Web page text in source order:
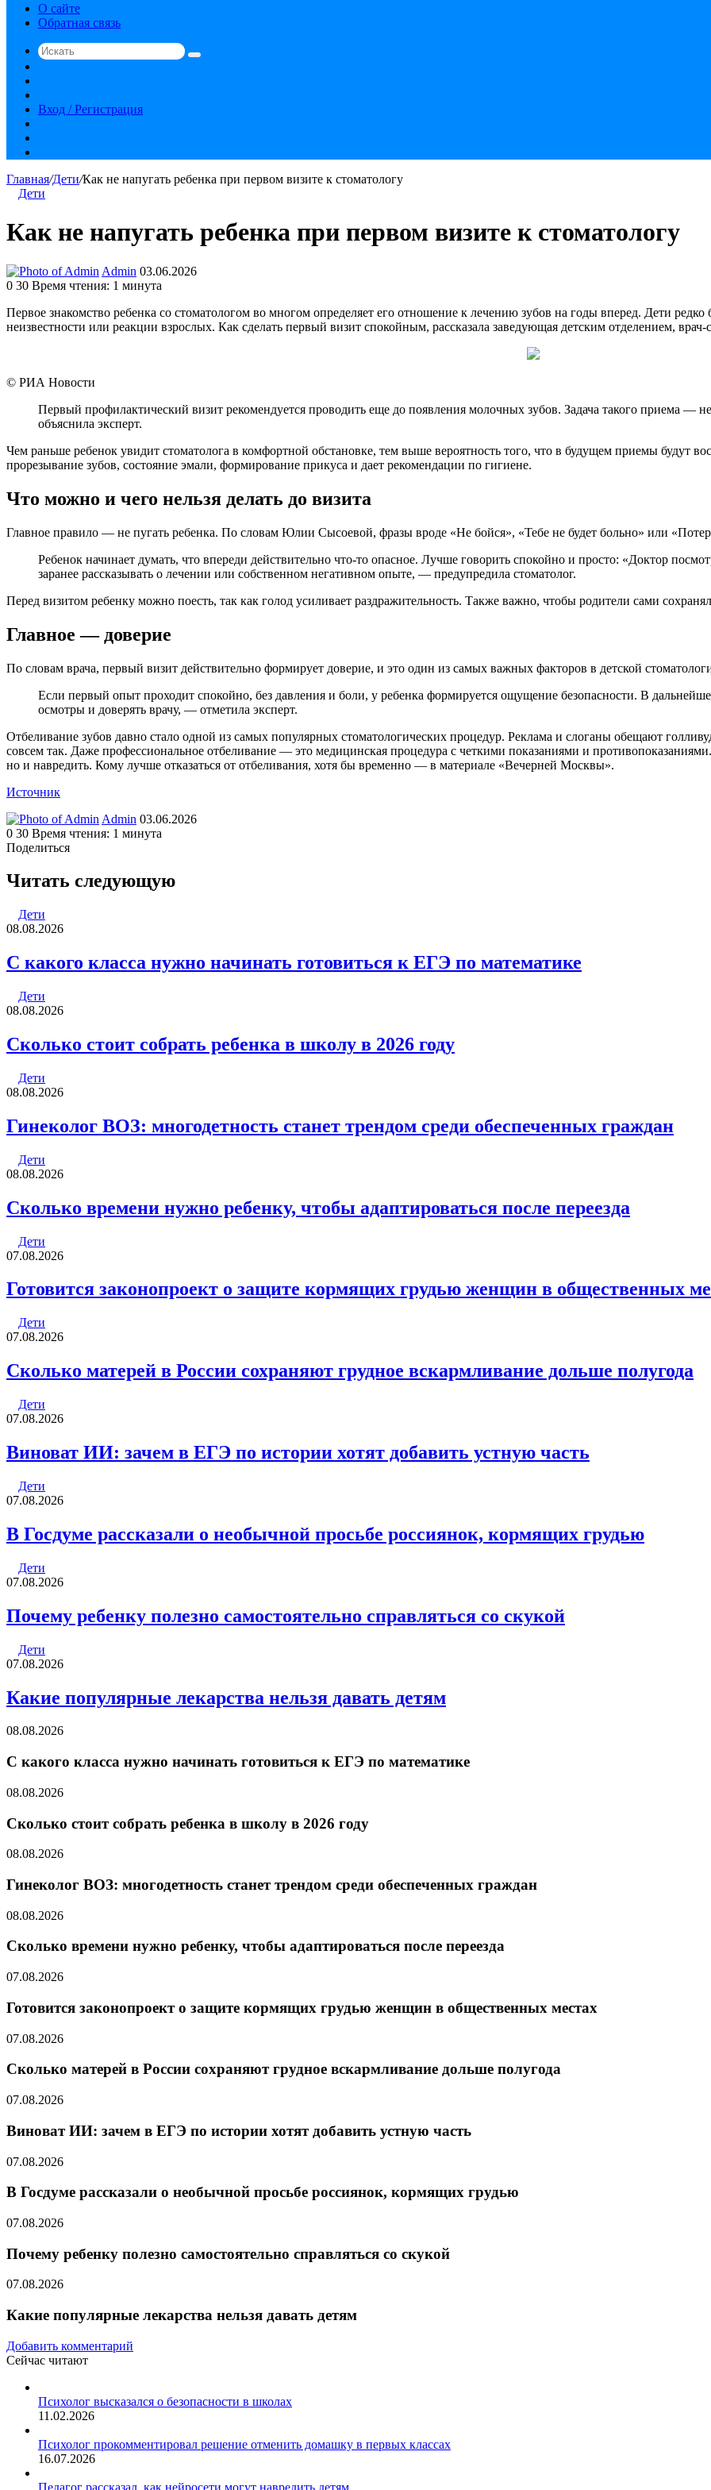
О сайте
Обратная связь
Искать
статья
Вход / Регистрация
Главная/Дети/Как не напугать ребенка при первом визите к стоматологу
Дети
Как не напугать ребенка при первом визите к стоматологу
Admin Send
an
03.06.2026
0 30 Время чтения: 1 минута
Первое знакомство ребенка со стоматологом во многом определяет его отношение к лечению зубов на годы вперед. Дети
неизвестности или реакции взрослых. Как сделать первый визит спокойным, рассказала заведующая детским отделением,
© РИА Новости
Первый профилактический визит рекомендуется проводить еще до появления молочных зубов. Задача такого приема —
объяснила эксперт.
Чем раньше ребенок увидит стоматолога в комфортной обстановке, тем выше вероятность того, что в будущем приемы будут
прорезывание зубов, состояние эмали, формирование прикуса и дает рекомендации по гигиене.
Что можно и чего нельзя делать до визита
Главное правило — не пугать ребенка. По словам Юлии Сысоевой, фразы вроде «Не бойся», «Тебе не будет больно» или
Ребенок начинает думать, что впереди действительно что-то опасное. Лучше говорить спокойно и просто: «Доктор
заранее рассказывать о лечении или собственном негативном опыте, — предупредила стоматолог.
Перед визитом ребенку можно поесть, так как голод усиливает раздражительность. Также важно, чтобы родители сами
Главное — доверие
По словам врача, первый визит действительно формирует доверие, и это один из самых важных факторов в детской
Если первый опыт проходит спокойно, без давления и боли, у ребенка формируется ощущение безопасности. В
осмотры и доверять врачу, — отметила эксперт.
Отбеливание зубов давно стало одной из самых популярных стоматологических процедур. Реклама и слоганы обещают
совсем так. Даже профессиональное отбеливание — это медицинская процедура с четкими показаниями и
но и навредить. Кому лучше отказаться от отбеливания, хотя бы временно — в материале «Вечерней Москвы».
Источник
Admin Send
an
03.06.2026
0 30 Время чтения: 1 минута
Поделиться
через
электронную
Читать следующую
Дети
08.08.2026
С какого класса нужно начинать готовиться к ЕГЭ по математике
Дети
08.08.2026
Cколько стоит собрать ребенка в школу в 2026 году
Дети
08.08.2026
Гинеколог ВОЗ: многодетность станет трендом среди обеспеченных граждан
Дети
08.08.2026
Сколько времени нужно ребенку, чтобы адаптироваться после переезда
Дети
07.08.2026
Готовится законопроект о защите кормящих грудью женщин в общественных
Дети
07.08.2026
Сколько матерей в России сохраняют грудное вскармливание дольше полугода
Дети
07.08.2026
Виноват ИИ: зачем в ЕГЭ по истории хотят добавить устную часть
Дети
07.08.2026
В Госдуме рассказали о необычной просьбе россиянок, кормящих грудью
Дети
07.08.2026
Почему ребенку полезно самостоятельно справляться со скукой
Дети
07.08.2026
Какие популярные лекарства нельзя давать детям
08.08.2026
С какого класса нужно начинать готовиться к ЕГЭ по математике
08.08.2026
Cколько стоит собрать ребенка в школу в 2026 году
08.08.2026
Гинеколог ВОЗ: многодетность станет трендом среди обеспеченных граждан
08.08.2026
Сколько времени нужно ребенку, чтобы адаптироваться после переезда
07.08.2026
Готовится законопроект о защите кормящих грудью женщин в общественных местах
07.08.2026
Сколько матерей в России сохраняют грудное вскармливание дольше полугода
07.08.2026
Виноват ИИ: зачем в ЕГЭ по истории хотят добавить устную часть
07.08.2026
В Госдуме рассказали о необычной просьбе россиянок, кормящих грудью
07.08.2026
Почему ребенку полезно самостоятельно справляться со скукой
07.08.2026
Какие популярные лекарства нельзя давать детям
Добавить комментарий
Сейчас читают
Психолог высказался о безопасности в школах
11.02.2026
Психолог прокомментировал решение отменить домашку в первых классах
16.07.2026
Педагог рассказал, как нейросети могут навредить детям